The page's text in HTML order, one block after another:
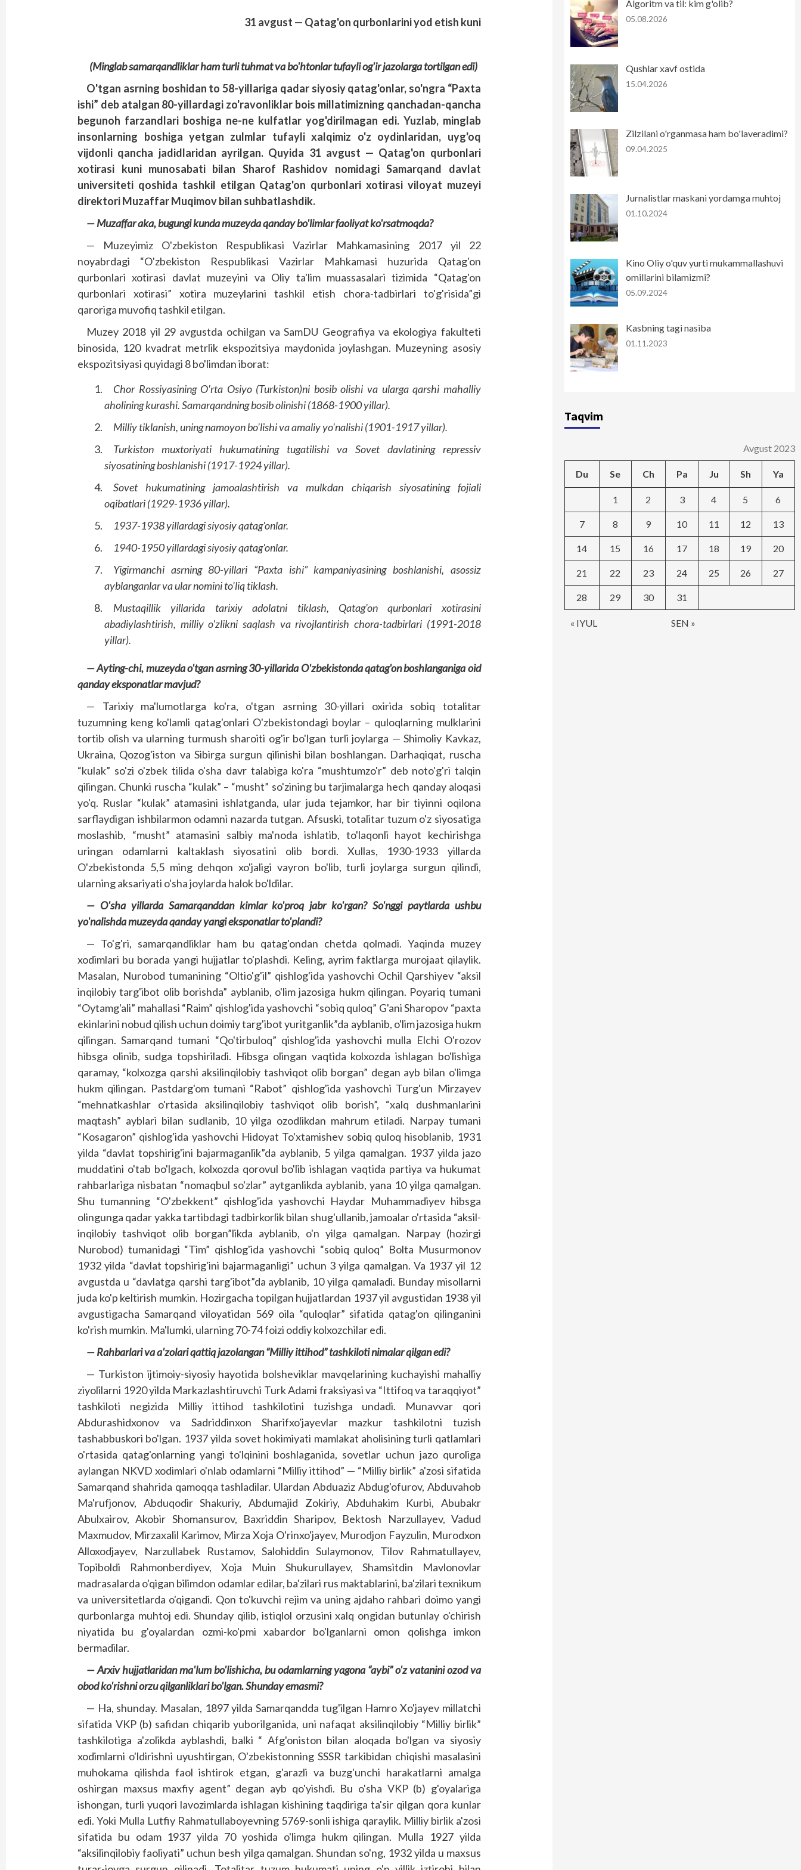
31 avgust — Qatag'on qurbonlarini yod etish kuni
(Minglab samarqandliklar ham turli tuhmat va bo'htonlar tufayli og'ir jazolarga tortilgan edi)
O'tgan asrning boshidan to 58-yillariga qadar siyosiy qatag'onlar, so'ngra “Paxta
ishi” deb atalgan 80-yillardagi zo'ravonliklar bois millatimizning qanchadan-qancha
begunoh farzandlari boshiga ne-ne kulfatlar yog'dirilmagan edi. Yuzlab, minglab
insonlarning boshiga yetgan zulmlar tufayli xalqimiz o'z oydinlaridan, uyg'oq
vijdonli qancha jadid­laridan ayrilgan. Quyida 31 avgust — Qatag'on qurbonlari
xotirasi kuni munosabati bilan Sharof Rashidov nomidagi Samarqand davlat
universiteti qoshida tashkil etilgan Qatag'on qurbonlari xotirasi viloyat muzeyi
direktori Muzaffar Muqimov bilan suhbatlashdik.
— Muzaffar aka, bugungi kunda muzeyda qanday bo'limlar faoliyat ko'rsatmoqda?
— Muzeyimiz O'zbekiston Respublikasi Vazirlar Mahkamasining 2017 yil 22
noyabrdagi “O'zbekiston Respublikasi Vazirlar Mahkamasi huzurida Qatag'on
qurbonlari xotirasi davlat muzeyini va Oliy ta'lim muassasalari tizimida “Qatag'on
qurbonlari xotirasi” xotira muzeylarini tashkil etish chora-tadbirlari to'g'risida”gi
qaroriga muvofiq tashkil etilgan.
Muzey 2018 yil 29 avgustda ochilgan va SamDU Geografiya va ekologiya fakulteti
binosida, 120 kvadrat metrlik ekspozitsiya maydonida joylashgan. Muzeyning asosiy
ekspozitsiyasi quyidagi 8 bo'limdan iborat:
Chor Rossiyasining O'rta Osiyo (Turkiston)ni bosib olishi va ularga qarshi mahalliy
aholining kurashi. Samarqandning bosib olinishi (1868-1900 yillar).
Milliy tiklanish, uning namoyon bo'lishi va amaliy yo'nalishi (1901-1917 yillar).
Turkiston muxtoriyati hukumatining tugatilishi va Sovet davlatining repressiv
siyosatining boshlanishi (1917-1924 yillar).
Sovet hukumatining jamoalashtirish va mulkdan chiqarish siyosatining fojiali
oqibatlari (1929-1936 yillar).
1937-1938 yillardagi siyosiy qatag'onlar.
1940-1950 yillardagi siyosiy qatag'onlar.
Yigirmanchi asrning 80-yillari “Paxta ishi” kampaniyasining boshlanishi, asossiz
ayblanganlar va ular nomini to'liq tiklash.
Mustaqillik yillarida tarixiy adolatni tiklash, Qatag'on qurbonlari xotirasini
abadiylashtirish, milliy o'zlikni saqlash va rivojlantirish chora-tadbirlari (1991-2018
yillar).
— Ayting-chi, muzeyda o'tgan asrning 30-yillarida O'zbekistonda qatag'on bosh­langaniga oid
qanday eksponatlar mavjud?
— Tarixiy ma'lumotlarga ko'ra, o'tgan asrning 30-yillari oxirida sobiq totalitar
tuzumning keng ko'lamli qatag'onlari O'zbekistondagi boylar – quloqlarning mulklarini
tortib olish va ularning turmush sha­roiti og'ir bo'lgan turli joylarga — Shimoliy Kavkaz,
Ukraina, Qozog'iston va Sibirga surgun qilinishi bilan boshlangan. Darhaqiqat, ruscha
“kulak” so'zi o'zbek tilida o'sha davr talabiga ko'ra “mushtumzo'r” deb noto'g'ri talqin
qilingan. Chunki ruscha “kulak” – “musht” so'zining bu tarjimalarga hech qanday aloqasi
yo'q. Ruslar “kulak” atamasini ishlatganda, ular juda tejamkor, har bir tiyinni oqilona
sarflaydigan ishbilarmon odamni nazarda tutgan. Afsuski, totalitar tuzum o'z siyo­satiga
moslashib, “musht” atamasini salbiy ma'noda ishlatib, to'laqonli hayot kechirishga
uringan odamlarni kaltaklash siyosatini olib bordi. Xullas, 1930-1933 yillarda
O'zbekistonda 5,5 ming dehqon xo'jaligi vayron bo'lib, turli joylarga surgun qilindi,
ularning aksariyati o'sha joylarda halok bo'ldilar.
— O'sha yillarda Samarqanddan kimlar ko'proq jabr ko'rgan? So'nggi paytlarda ushbu
yo'nalishda muzeyda qanday yangi eksponatlar to'plandi?
— To'g'ri, samarqandliklar ham bu qatag'ondan chetda qolmadi. Yaqinda muzey
xodimlari bu borada yangi hujjatlar to'plashdi. Keling, ayrim faktlarga murojaat qilaylik.
Masalan, Nurobod tumanining “Oltio'g'il” qish­log'ida yashovchi Ochil Qarshiyev “aksil
inqilobiy targ'ibot olib borishda” ayblanib, o'lim jazosiga hukm qilingan. Poyariq tumani
“Oytamg'ali” mahallasi “Raim” qishlog'ida yashovchi “sobiq quloq” G'ani Sharopov “paxta
ekinlarini nobud qilish uchun doimiy targ'ibot yuritganlik”da ayblanib, o'lim jazosiga hukm
qilingan. Samarqand tumani “Qo'tirbuloq” qishlog'ida yashovchi mulla Elchi O'rozov
hibsga olinib, sudga topshiriladi. Hibsga olingan vaqtida kolxozda ishlagan bo'lishiga
qaramay, “kolxozga qarshi aksilinqilobiy tashviqot olib borgan” degan ayb bilan o'limga
hukm qilingan. Pastdarg'om tumani “Rabot” qishlog'ida yashovchi Turg'un Mirzayev
“mehnatkashlar o'rtasida aksilinqilobiy tashviqot olib borish”, “xalq dushmanlarini
maqtash” ayblari bilan sudlanib, 10 yilga ozodlikdan mahrum etiladi. Narpay tumani
“Kosagaron” qishlog'ida yashovchi Hidoyat To'xtamishev sobiq quloq hisoblanib, 1931
yilda “davlat topshirig'ini bajarmaganlik”da ayb­lanib, 5 yilga qamalgan. 1937 yilda jazo
muddatini o'tab bo'lgach, kolxozda qorovul bo'lib ishlagan vaqtida partiya va hukumat
rahbarlariga nisbatan “nomaqbul so'zlar” aytganlikda ayblanib, yana 10 yilga qamalgan.
Shu tumanning “O'zbekkent” qishlog'ida yashovchi Haydar Muhammadiyev hibsga
olingunga qadar yakka tartibdagi tadbirkorlik bilan shug'ullanib, jamoalar o'rtasida “aksil-
inqilobiy tashviqot olib borgan”likda ayblanib, o'n yilga qamalgan. Narpay (hozirgi
Nurobod) tumanidagi “Tim” qishlog'ida yashovchi “sobiq quloq” Bolta Musurmonov
1932 yilda “davlat topshirig'ini bajarmaganligi” uchun 3 yilga qamalgan. Va 1937 yil 12
avgustda u “davlatga qarshi targ'ibot”da ayblanib, 10 yilga qamaladi. Bunday misollarni
juda ko'p keltirish mumkin. Hozirgacha topilgan hujjatlardan 1937 yil avgustidan 1938 yil
avgus­tigacha Samarqand viloyatidan 569 oila “quloqlar” sifatida qatag'on qilinganini
ko'rish mumkin. Ma'lumki, ularning 70-74 foizi oddiy kolxozchilar edi.
— Rahbarlari va a'zolari qattiq jazolangan “Milliy ittihod” tashkiloti nimalar qilgan edi?
— Turkiston ijtimoiy-siyosiy hayotida bolsheviklar mavqelarining kuchayishi mahalliy
ziyolilarni 1920 yilda Markazlashtiruvchi Turk Adami fraksiyasi va “Ittifoq va taraqqiyot”
tashkiloti negizida Milliy ittihod tashkilotini tuzishga undadi. Munavvar qori
Abdurashidxonov va Sadriddinxon Sharifxo'jayevlar mazkur tashkilotni tuzish
tashabbuskori bo'lgan. 1937 yilda sovet hokimiyati mamlakat aholisining turli qatlamlari
o'rtasida qatag'onlarning yangi to'lqinini boshlaganida, sovetlar uchun jazo quroliga
aylangan NKVD xodimlari o'nlab odamlarni “Milliy ittihod” — “Milliy birlik” a'zosi sifatida
Samarqand shahrida qamoqqa tashladilar. Ulardan Abduaziz Abdug'ofurov, Abduvahob
Ma'rufjonov, Abduqodir Shakuriy, Abdumajid Zokiriy, Abduhakim Kurbi, Abubakr
Abulxairov, Akobir Shomansurov, Baxriddin Sharipov, Bektosh Narzullayev, Vadud
Maxmudov, Mirzaxalil Karimov, Mirza Xoja O'rinxo'jayev, Murodjon Fayzulin, Murodxon
Alloxodjayev, Narzullabek Rustamov, Salohiddin Sulaymonov, Tilov Rahmatullayev,
Topiboldi Rahmonberdiyev, Xoja Muin Shukurullayev, Shamsitdin Mavlonovlar
madrasalarda o'qigan bilimdon odamlar edilar, ba'zilari rus maktablarini, ba'zilari texnikum
va universitetlarda o'qigandi. Qon to'kuvchi rejim va uning ajdaho rahbari doimo yangi
qurbonlarga muhtoj edi. Shunday qilib, istiqlol orzusini xalq ongidan butunlay o'chirish
niyatida bu g'oyalardan ozmi-ko'pmi xabardor bo'lganlarni omon qolishga imkon
bermadilar.
— Arxiv hujjatlaridan ma'lum bo'lishicha, bu odamlarning yagona “aybi” o'z vatanini ozod va
obod ko'rishni orzu qilganliklari bo'lgan. Shunday emasmi?
— Ha, shunday. Masalan, 1897 yilda Samarqandda tug'ilgan Hamro Xo'jayev millatchi
sifatida VKP (b) safidan chiqarib yuborilganida, uni nafaqat aksilinqilobiy “Milliy birlik”
tashkilotiga a'zolikda ayblashdi, balki “ Afg'oniston bilan aloqada bo'lgan va siyosiy
xodimlarni o'ldirishni uyushtirgan, O'zbekistonning SSSR tarkibidan chiqishi masalasini
muhokama qilishda faol ishtirok etgan, g'arazli va buzg'unchi harakatlarni amalga
oshirgan maxsus maxfiy agent” degan ayb qo'yishdi. Bu o'sha VKP (b) g'oyalariga
ishongan, turli yuqori lavozimlarda ishlagan kishining taqdiriga ta'sir qilgan qora kunlar
edi. Yoki Mulla Lutfiy Rahmatullaboyevning 5769-sonli ishiga qaraylik. Milliy birlik a'zosi
sifatida bu odam 1937 yilda 70 yoshida o'limga hukm qilingan. Mulla 1927 yilda
“aksilinqilobiy faoliyati” uchun besh yilga qamalgan. Shundan so'ng, 1932 yilda u maxsus
Algoritm va til: kim g'olib?
05.08.2026
Qushlar xavf ostida
15.04.2026
Zilzilani o'rganmasa ham bo'laveradimi?
09.04.2025
Jurnalistlar maskani yordamga muhtoj
01.10.2024
Kino Oliy o'quv yurti mukammallashuvi
omillarini bilamizmi?
05.09.2024
Kasbning tagi nasiba
01.11.2023
Taqvim
Avgust 2023
Du Se Ch Pa Ju Sh Ya
« IYUL SEN »
1 2 3 4 5 6
7 8 9 10 11 12 13
14 15 16 17 18 19 20
21 22 23 24 25 26 27
28 29 30 31